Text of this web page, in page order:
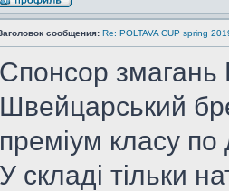
сообщения: Re: POLTAVA CUP spring
Спонсор змагань
Швейцарський
преміум класу
У складі тільки